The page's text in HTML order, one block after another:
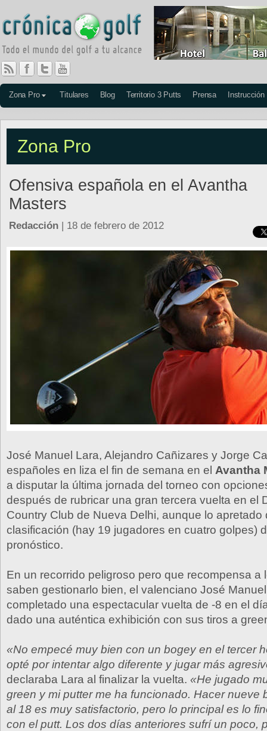
Zona Pro Titulares Blog Territorio 3 Putts Prensa Instrucción
Zona Pro
Ofensiva española en el Avantha
Masters
Redacción | 18 de febrero de 2012
José Manuel Lara, Alejandro Cañizares y Jorge
españoles en liza el fin de semana en el Avantha
a disputar la última jornada del torneo con
después de rubricar una gran tercera vuelta en el
Country Club de Nueva Delhi, aunque lo apretado
clasificación (hay 19 jugadores en cuatro golpes)
pronóstico.
En un recorrido peligroso pero que recompensa a
saben gestionarlo bien, el valenciano José
completado una espectacular vuelta de -8 en el
dado una auténtica exhibición con sus tiros a
«No empecé muy bien con un bogey en el tercer
opté por intentar algo diferente y jugar más
declaraba Lara al finalizar la vuelta. «He jugado
green y mi putter me ha funcionado. Hacer nueve
al 18 es muy satisfactorio, pero lo principal es lo
con el putt. Los dos días anteriores sufrí un poco,